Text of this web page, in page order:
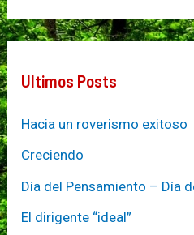
para
qué?
Ultimos Posts
Hacia un roverismo exitoso
Creciendo
Día del Pensamiento – Día
El dirigente “ideal”